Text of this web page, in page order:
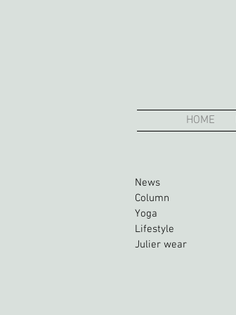
HOME
News
Column
Yoga
Lifestyle
Julier wear